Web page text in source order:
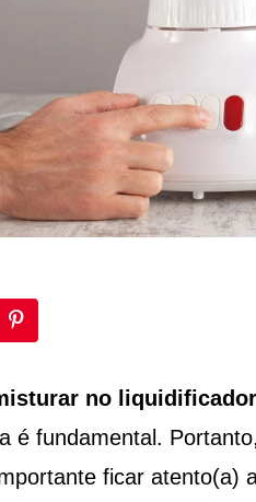
no liquidificador
é fundamental.
ficar atento(a)